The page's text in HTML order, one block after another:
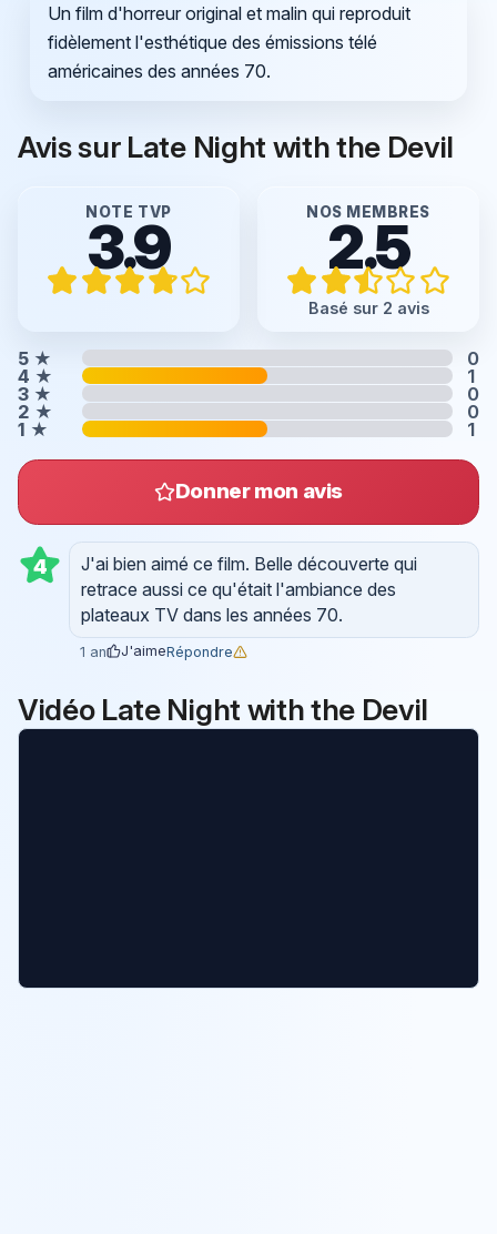
Un film d'horreur original et malin qui reproduit
fidèlement l'esthétique des émissions télé
américaines des années 70.
Avis sur Late Night with the Devil
NOTE TVP
3.9 NOS MEMBRES
2.5
Basé sur 2 avis
5 ★
0
4 ★
1
3 ★
0
2 ★
0
1 ★ 1
Donner mon avis
4
J'ai bien aimé ce film. Belle découverte qui
retrace aussi ce qu'était l'ambiance des
plateaux TV dans les années 70.
1 an J'aimeRépondre
Vidéo Late Night with the Devil